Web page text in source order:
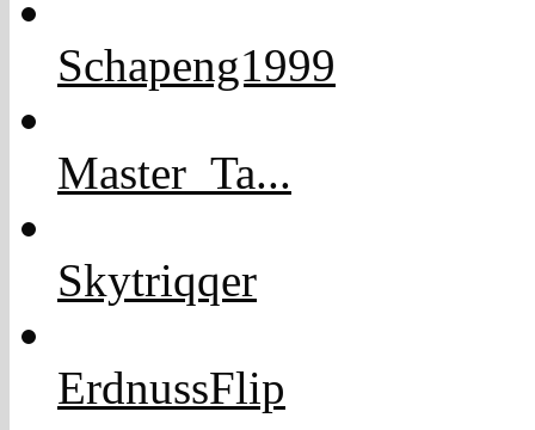
Schapeng1999
Master_Ta...
Skytriqqer
ErdnussFlip